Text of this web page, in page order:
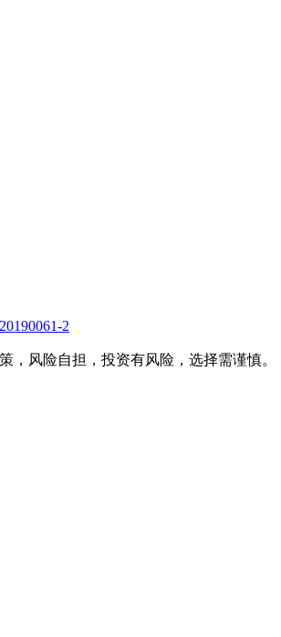
2
风险自担，投资有风险，选择需谨慎。